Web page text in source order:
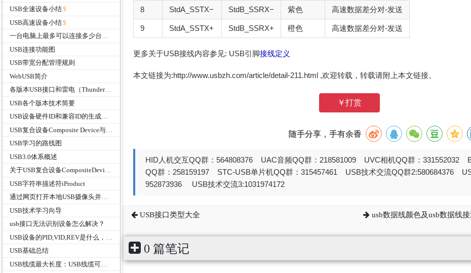
USB全速设备小结
USB高速设备小结
一台电脑上最多可以连接多少台USB设备？
USB连接功能图
USB带宽分配管理规则
WebUSB简介
各版本USB接口和雷电（Thunderbolt）接口的速度
USB各个版本技术简要
USB设备硬件ID和兼容ID的生成规则介绍
USB学习的路线图
USB3.0体系概述
关于USB复合设备CompositeDevice的交待
USB字符串描述符iProduct
通过网页打开本地USB摄像头并实现录制-WebCamera
USB技术学习向导
usb接口无法识别设备怎么解决？
USB基础总结
8 StdA_SSTX− StdB_SSRX− 紫色 高速数据差分对-发送
9 StdA_SSTX+ StdB_SSRX+ 橙色 高速数据差分对-发送
更多关于USB接线内容参见: USB引脚接线定义
本文链接为:http://www.usbzh.com/article/detail-211.html ,欢迎转载，转载请附上本文链接。
￥打赏
随手分享，手有余香
HID人机交互QQ群：564808376 UAC音频QQ群：218581009 UVC相机QQ群：331552032
QQ群：258159197 STC-USB单片机QQ群：315457461 USB技术交流QQ群2:580684376
952873936 USB技术交流3:1031974172
USB接口类型大全
usb数据线颜色及usb数据线
0 篇笔记